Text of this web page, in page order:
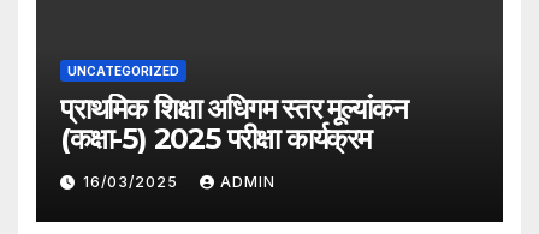
UNCATEGORIZED
प्राथमिक शिक्षा अधिगम स्तर मूल्यांकन
(कक्षा-5) 2025 परीक्षा कार्यक्रम
16/03/2025 ADMIN